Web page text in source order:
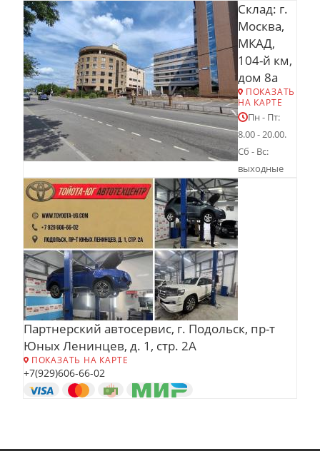
Склад: г.
Москва,
МКАД,
104-й км,
дом 8а
ПОКАЗАТЬ
НА КАРТЕ
Пн - Пт:
8.00 - 20.00.
Сб - Вс:
выходные
Партнерский автосервис, г. Подольск, пр-т
Юных Ленинцев, д. 1, стр. 2А
ПОКАЗАТЬ НА КАРТЕ
+7(929)606-66-02